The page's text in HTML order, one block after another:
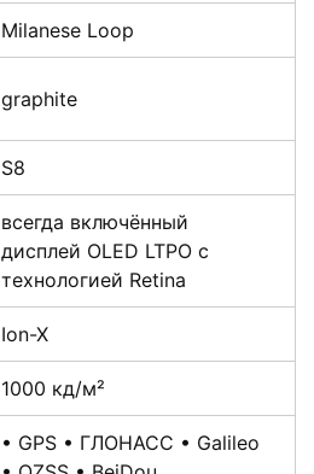
Milanese Loop
graphite
S8
всегда включённый
дисплей OLED LTPO с
технологией Retina
Ion-X
1000 кд/м²
• GPS • ГЛОНАСС • Galileo